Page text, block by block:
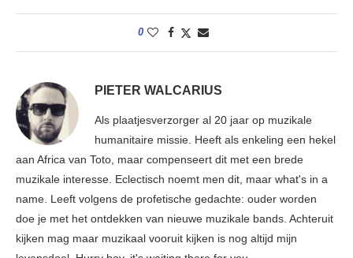
0
PIETER WALCARIUS
Als plaatjesverzorger al 20 jaar op muzikale
humanitaire missie. Heeft als enkeling een hekel
aan Africa van Toto, maar compenseert dit met een brede
muzikale interesse. Eclectisch noemt men dit, maar what's in a
name. Leeft volgens de profetische gedachte: ouder worden
doe je met het ontdekken van nieuwe muzikale bands. Achteruit
kijken mag maar muzikaal vooruit kijken is nog altijd mijn